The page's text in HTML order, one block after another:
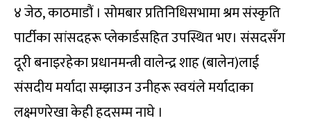
४ जेठ, काठमाडौं । सोमबार प्रतिनिधिसभामा श्रम संस्कृति
पार्टीका सांसदहरू प्लेकार्डसहित उपस्थित भए। संसदसँग
दूरी बनाइरहेका प्रधानमन्त्री वालेन्द्र शाह (बालेन)लाई
संसदीय मर्यादा सम्झाउन उनीहरू स्वयंले मर्यादाका
लक्ष्मणरेखा केही हदसम्म नाघे ।